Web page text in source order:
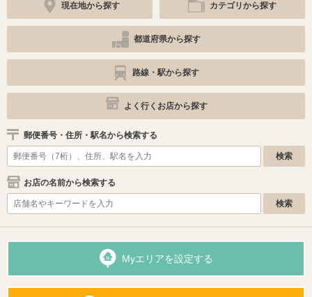
現在地から探す カテゴリから探す
都道府県から探す
路線・駅から探す
よく行くお店から探す
郵便番号・住所・駅名から検索する
お店の名前から検索する
Myエリアを設定する